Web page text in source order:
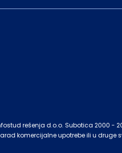
rešenja d.o.o. Subotica 2000 -
komercijalne upotrebe ili u druge